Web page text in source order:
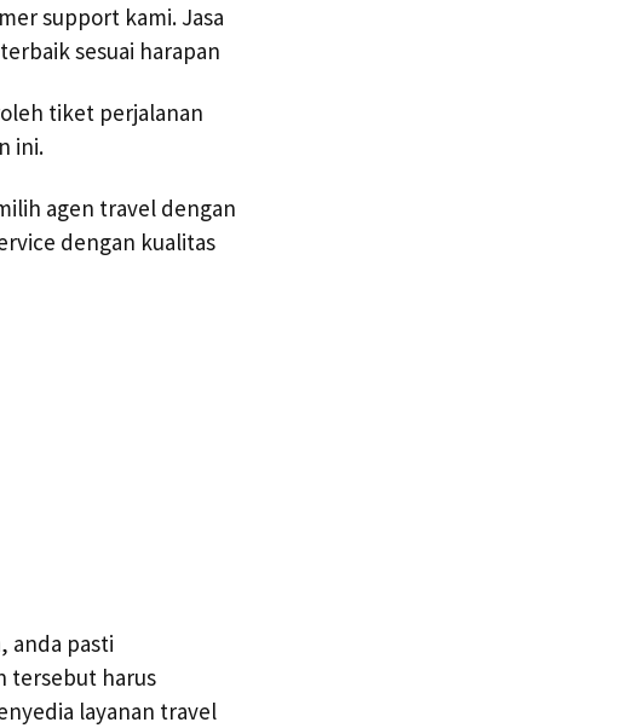
support kami. Jasa
sesuai harapan
tiket perjalanan
ini.
agen travel dengan
dengan kualitas
anda pasti
tersebut harus
layanan travel